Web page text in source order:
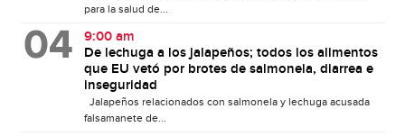
para la salud de...
9:00 am
De lechuga a los jalapeños; todos los alimentos
que EU vetó por brotes de salmonela, diarrea e
inseguridad
Jalapeños relacionados con salmonela y lechuga acusada
falsamanete de...